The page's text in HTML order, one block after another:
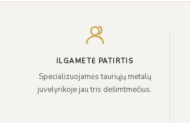
ILGAMETĖ PATIRTIS
Specializuojamės tauriųjų metalų
juvelyrikoje jau tris dešimtmečius.